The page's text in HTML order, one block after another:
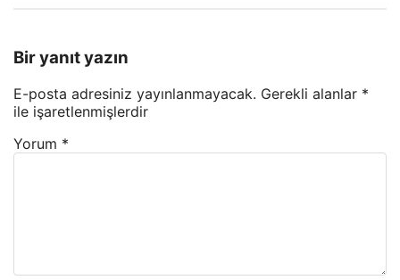
Bir yanıt yazın
E-posta adresiniz yayınlanmayacak. Gerekli alanlar *
ile işaretlenmişlerdir
Yorum *